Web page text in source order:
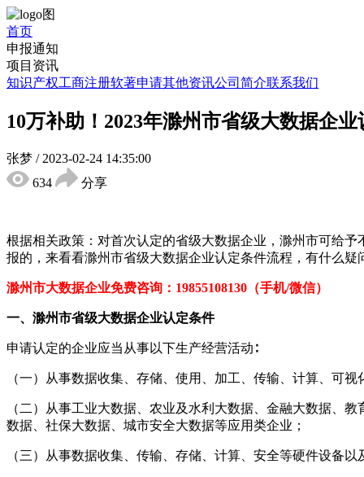
首页
申报通知
项目资讯
知识产权工商注册软著申请其他资讯公司简介联系我们
10万补助！2023年滁州市省级大数据企
张梦 / 2023-02-24 14:35:00
634
分享
根据相关政策：对首次认定的省级大数据企业，滁州市可给
报的，来看看滁州市省级大数据企业认定条件流程，有什么疑
滁州市大数据企业免费咨询：19855108130（手机/微信）
一、滁州市省级大数据企业认定条件
申请认定的企业应当从事以下生产经营活动∶
（一）从事数据收集、存储、使用、加工、传输、计算、可
（二）从事工业大数据、农业及水利大数据、金融大数据、
数据、社保大数据、城市安全大数据等应用类企业；
（三）从事数据收集、传输、存储、计算、安全等硬件设备